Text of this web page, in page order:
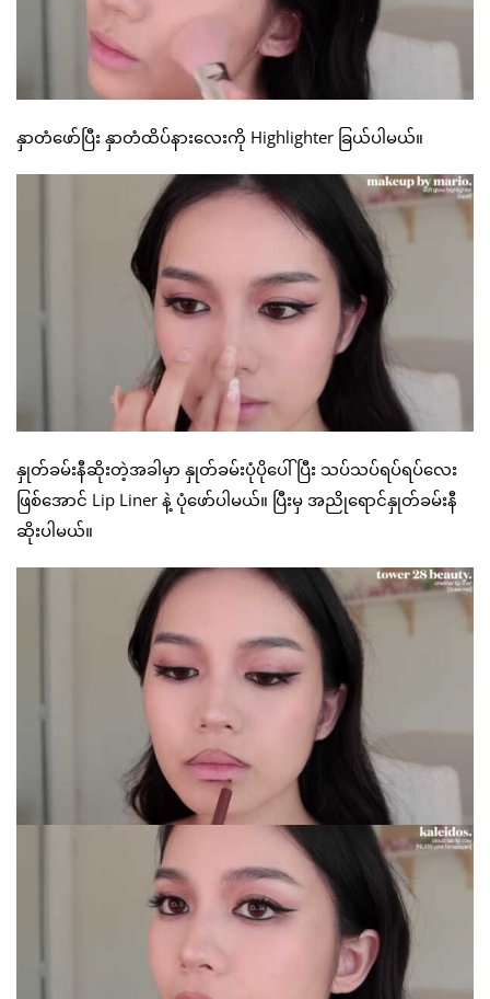
နှာတံဖော်ပြီး နှာတံထိပ်နားလေးကို Highlighter ခြယ်ပါမယ်။
နှုတ်ခမ်းနီဆိုးတဲ့အခါမှာ နှုတ်ခမ်းပုံပိုပေါ်ပြီး သပ်သပ်ရပ်ရပ်လေး
ဖြစ်အောင် Lip Liner နဲ့ ပုံဖော်ပါမယ်။ ပြီးမှ အညိုရောင်နှုတ်ခမ်းနီ
ဆိုးပါမယ်။